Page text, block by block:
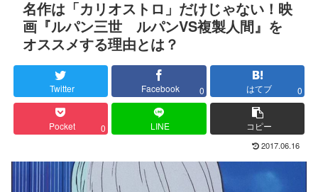
名作は「カリオストロ」だけじゃない！映
画『ルパン三世 ルパンVS複製人間』を
オススメする理由とは？
Twitter Facebook 0 はてブ 0
Pocket 0 LINE コピー
2017.06.16